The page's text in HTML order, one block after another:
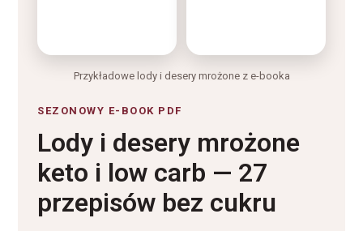
Przykładowe lody i desery mrożone z e-booka
SEZONOWY E-BOOK PDF
Lody i desery mrożone
keto i low carb — 27
przepisów bez cukru